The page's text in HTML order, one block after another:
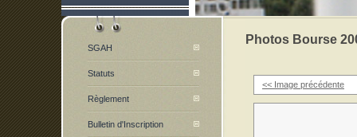
SGAH
Statuts
Règlement
Bulletin d'Inscription
Photos Bourse
<< Image précédente